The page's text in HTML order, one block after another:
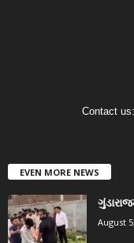
Contact us:
EVEN MORE NEWS
August